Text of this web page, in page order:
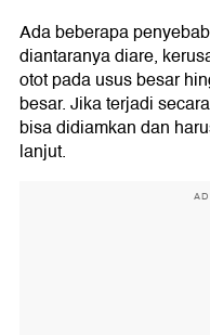
Ada beberapa
diantaranya diare,
otot pada usus besar
besar. Jika terjadi
bisa didiamkan dan
lanjut.